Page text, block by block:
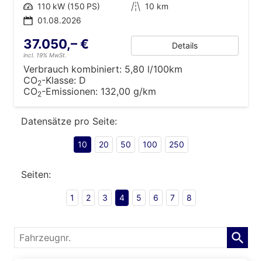
Leistung 110 kW (150 PS) Kilometerstand 10 km
01.08.2026
37.050,– €
incl. 19% MwSt.
Details
Verbrauch kombiniert: 5,80 l/100km
CO2-Klasse: D
CO2-Emissionen: 132,00 g/km
Datensätze pro Seite:
10 20 50 100 250
Seiten:
1 2 3 4 5 6 7 8
Fahrzeugnr.